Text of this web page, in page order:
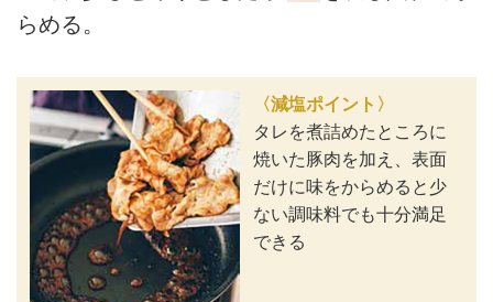
らめる。
〈減塩ポイント〉
タレを煮詰めたところに
焼いた豚肉を加え、表面
だけに味をからめると少
ない調味料でも十分満足
できる